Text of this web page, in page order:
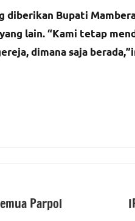
Bupati
lain. “Kami tetap
dimana saja
Parpol